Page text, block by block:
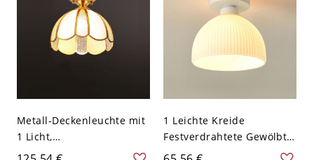
Metall-Deckenleuchte mit
1 Licht,
LED/Glühlampe/Leuchtsto
1 Leichte Kreide
Festverdrahtete Gewölbte
Halbflächenmontage